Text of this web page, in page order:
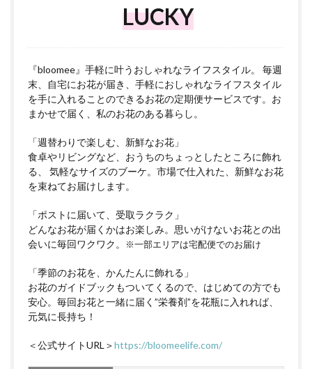
LUCKY
『bloomee』手軽に叶うおしゃれなライフスタイル。 毎週
末、自宅にお花が届き、手軽におしゃれなライフスタイル
を手に入れることのできるお花の定期便サービスです。お
まかせで届く、私のお花のある暮らし。
「週替わりで楽しむ、新鮮なお花」
食卓やリビングなど、おうちのちょっとしたところに飾れ
る、 気軽なサイズのブーケ。市場で仕入れた、新鮮なお花
を束ねてお届けします。
「ポストに届いて、受取ラクラク」
どんなお花が届くかはお楽しみ。思いがけないお花との出
会いに毎回ワクワク。
※一部エリアは宅配便でのお届け
「季節のお花を、かんたんに飾れる」
お花のガイドブックもついてくるので、はじめての方でも
安心。毎回お花と一緒に届く”栄養剤”を花瓶に入れれば、
元気に長持ち！
＜公式サイトURL＞https://bloomeelife.com/